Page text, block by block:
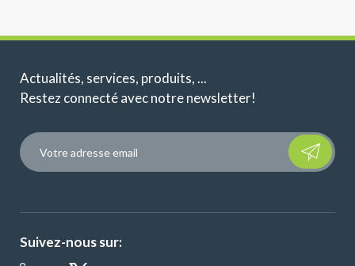
Actualités, services, produits, ...
Restez connecté avec notre newsletter!
Please
Suivez-nous sur: